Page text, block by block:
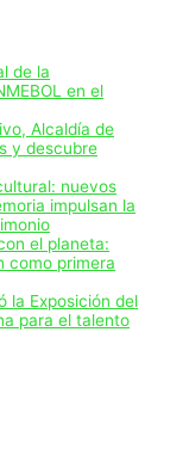
de la
en el
Alcaldía de
y descubre
nuevos
impulsan la
el planeta:
como primera
la Exposición del
para el talento